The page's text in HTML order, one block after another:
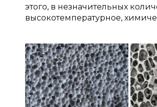
этого, в незначительных
высокотемпературное,